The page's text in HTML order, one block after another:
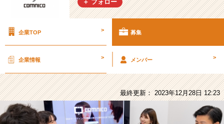
ニ
用/
-
採
用
＋ フォロー
企業TOP > 募集
企業情報 > メンバー >
最終更新： 2023年12月28日 12:23